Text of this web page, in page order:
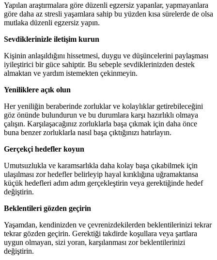
Yapılan araştırmalara göre düzenli egzersiz yapanlar, yapmayanlara
göre daha az stresli yaşamlara sahip bu yüzden kısa sürelerde de olsa
mutlaka düzenli egzersiz yapın.
Sevdiklerinizle iletişim kurun
Kişinin anlaşıldığını hissetmesi, duygu ve düşüncelerini paylaşması
iyileştirici bir güce sahiptir. Bu sebeple sevdiklerinizden destek
almaktan ve yardım istemekten çekinmeyin.
Yeniliklere açık olun
Her yeniliğin beraberinde zorluklar ve kolaylıklar getirebileceğini
göz önünde bulundurun ve bu durumlara karşı hazırlıklı olmaya
çalışın. Karşılaşacağınız zorluklarla başa çıkmak için daha önce
buna benzer zorluklarla nasıl başa çıktığınızı hatırlayın.
Gerçekçi hedefler koyun
Umutsuzlukla ve karamsarlıkla daha kolay başa çıkabilmek için
ulaşılması zor hedefler belirleyip hayal kırıklığına uğramaktansa
küçük hedefleri adım adım gerçekleştirin veya gerektiğinde hedef
değiştirin.
Beklentileri gözden geçirin
Yaşamdan, kendinizden ve çevrenizdekilerden beklentilerinizi tekrar
tekrar gözden geçirin. Gerektiği takdirde koşullara veya şartlara
uygun olmayan, sizi yoran, karşılanması zor beklentilerinizi
değiştirin.